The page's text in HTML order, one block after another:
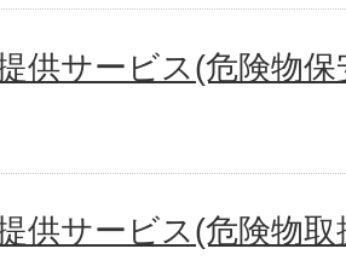
供サービス(危険物
供サービス(危険物